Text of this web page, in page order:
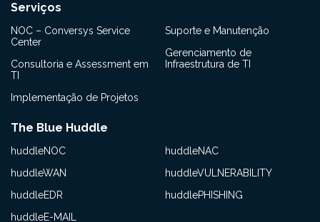
Serviços
NOC – Conversys Service
Center
Consultoria e Assessment em
TI
Implementação de Projetos
Suporte e Manutenção
Gerenciamento de
Infraestrutura de TI
The Blue Huddle
huddleNOC
huddleWAN
huddleEDR
huddleE-MAIL
huddleNAC
huddleVULNERABILITY
huddlePHISHING